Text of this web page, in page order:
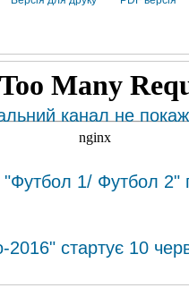
канал не
"Футбол 1/ Футбол
стартує 10